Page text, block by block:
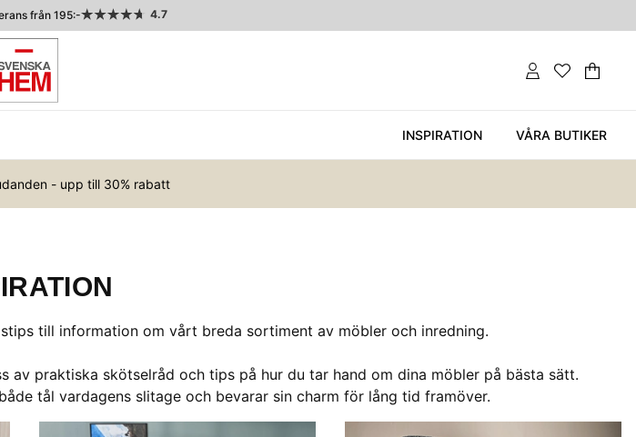
från 195:- 4.7
.
INSPIRATION VÅRA BUTIKER
- upp till 30% rabatt
till information om vårt breda sortiment av möbler och inredning.
praktiska skötselråd och tips på hur du tar hand om dina möbler på bästa sätt.
tål vardagens slitage och bevarar sin charm för lång tid framöver.